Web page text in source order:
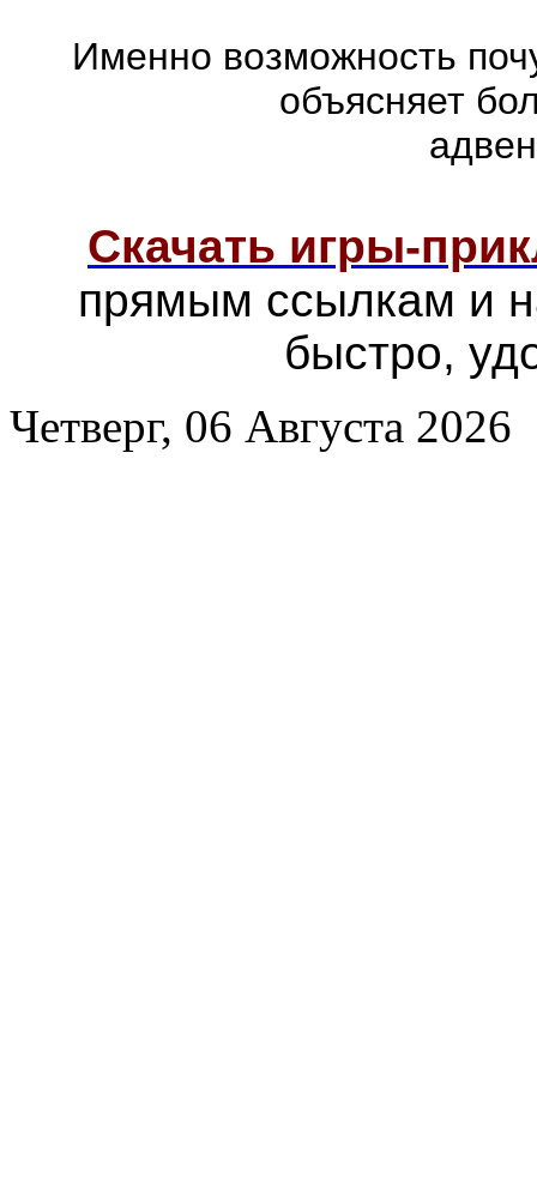
Именно возможность
объясняет
Скачать игры-
прямым ссылкам и
быстро,
Четверг, 06 Августа 2026